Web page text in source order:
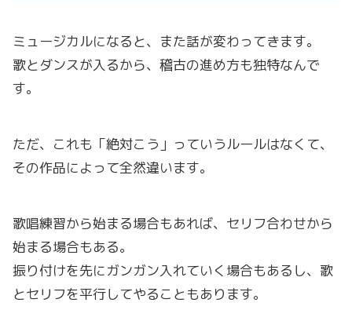
ミュージカルになると、また話が変わってきます。
歌とダンスが入るから、稽古の進め方も独特なんで
す。
ただ、これも「絶対こう」っていうルールはなくて、
その作品によって全然違います。
歌唱練習から始まる場合もあれば、セリフ合わせから
始まる場合もある。
振り付けを先にガンガン入れていく場合もあるし、歌
とセリフを平行してやることもあります。